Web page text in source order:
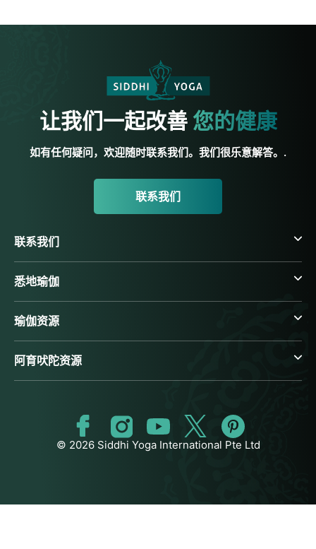
让我们一起改善 您的健康
如有任何疑问，欢迎随时联系我们。我们很乐意解答。.
联系我们
联系我们
悉地瑜伽
瑜伽资源
阿育吠陀资源
© 2026 Siddhi Yoga International Pte Ltd